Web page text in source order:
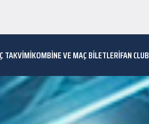
TAKVIMIKOMBİNE VE MAÇ BİLETLERİFAN CLUB